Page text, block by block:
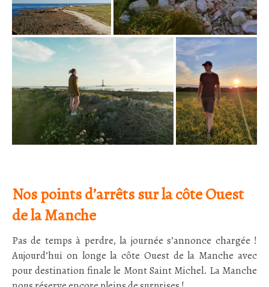
Nos points d’arrêts sur la côte Ouest
de la Manche
Pas de temps à perdre, la journée s’annonce chargée !
Aujourd’hui on longe la côte Ouest de la Manche avec
pour destination finale le Mont Saint Michel. La Manche